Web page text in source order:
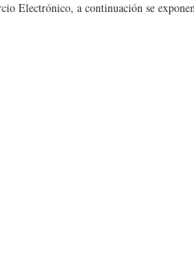
Electrónico, a continuación se